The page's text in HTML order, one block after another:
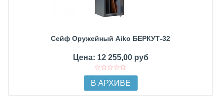
Сейф Оружейный Aiko БЕРКУТ-32
Цена: 12 255,00 руб
В АРХИВЕ